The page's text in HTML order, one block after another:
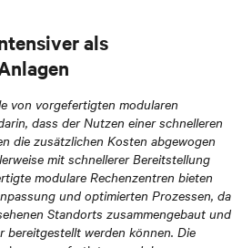
als
von vorgefertigten modularen
dass der Nutzen einer schnelleren
die zusätzlichen Kosten abgewogen
mit schnellerer Bereitstellung
modulare Rechenzentren bieten
und optimierten Prozessen, da
Standorts zusammengebaut und
werden können. Die